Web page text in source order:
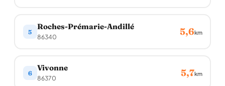
5
Roches-Prémarie-Andillé
86340 5,6km
6
Vivonne
86370 5,7km